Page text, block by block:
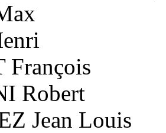
François
Robert
Jean Louis